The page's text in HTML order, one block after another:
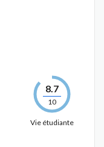
8.7
10
Vie étudiante